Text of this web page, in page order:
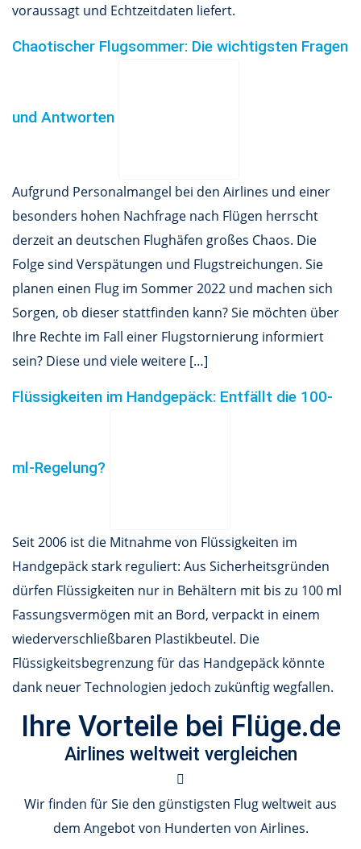
voraussagt und Echtzeitdaten liefert.
Chaotischer Flugsommer: Die wichtigsten Fragen
und Antworten
Aufgrund Personalmangel bei den Airlines und einer
besonders hohen Nachfrage nach Flügen herrscht
derzeit an deutschen Flughäfen großes Chaos. Die
Folge sind Verspätungen und Flugstreichungen. Sie
planen einen Flug im Sommer 2022 und machen sich
Sorgen, ob dieser stattfinden kann? Sie möchten über
Ihre Rechte im Fall einer Flugstornierung informiert
sein? Diese und viele weitere […]
Flüssigkeiten im Handgepäck: Entfällt die 100-
ml-Regelung?
Seit 2006 ist die Mitnahme von Flüssigkeiten im
Handgepäck stark reguliert: Aus Sicherheitsgründen
dürfen Flüssigkeiten nur in Behältern mit bis zu 100 ml
Fassungsvermögen mit an Bord, verpackt in einem
wiederverschließbaren Plastikbeutel. Die
Flüssigkeitsbegrenzung für das Handgepäck könnte
dank neuer Technologien jedoch zukünftig wegfallen.
Ihre Vorteile bei Flüge.de
Airlines weltweit vergleichen
Wir finden für Sie den günstigsten Flug weltweit aus
dem Angebot von Hunderten von Airlines.